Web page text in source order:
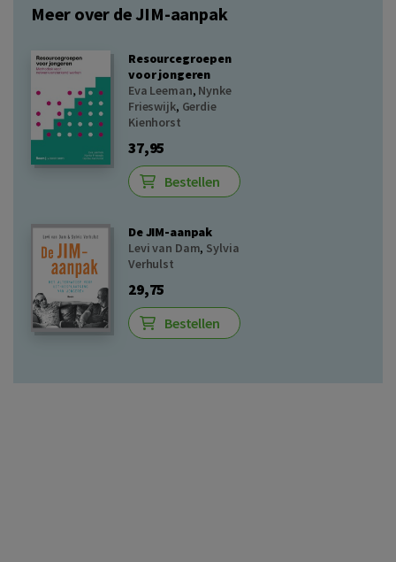
Meer over de JIM-aanpak
Resourcegroepen
voor jongeren
Eva Leeman, Nynke
Frieswijk, Gerdie
Kienhorst
37,95
Bestellen
De JIM-aanpak
Levi van Dam, Sylvia
Verhulst
29,75
Bestellen